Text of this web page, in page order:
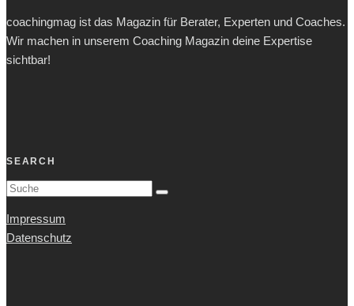
coachingmag ist das Magazin für Berater, Experten und Coaches.
Wir machen in unserem Coaching Magazin deine Expertise
sichtbar!
SEARCH
Impressum
Datenschutz